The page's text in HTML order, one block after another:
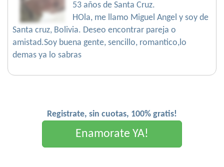
53 años de Santa Cruz.
HOla, me llamo Miguel Angel y soy de
Santa cruz, Bolivia. Deseo encontrar pareja o
amistad.Soy buena gente, sencillo, romantico,lo
demas ya lo sabras
Registrate, sin cuotas, 100% gratis!
Enamorate YA!